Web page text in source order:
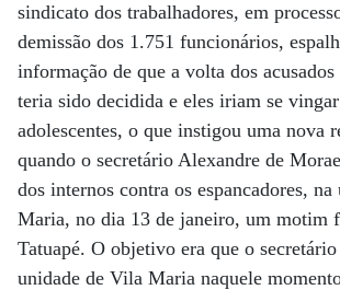
sindicato dos trabalhadores, em
demissão dos 1.751 funcionários,
informação de que a volta dos
teria sido decidida e eles iriam se
adolescentes, o que instigou uma nova
quando o secretário Alexandre de
dos internos contra os espancadores,
Maria, no dia 13 de janeiro, um motim
Tatuapé. O objetivo era que o secretário
unidade de Vila Maria naquele